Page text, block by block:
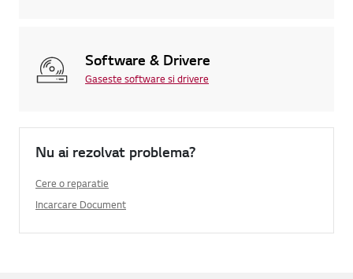
Software & Drivere
Gaseste software si drivere
Nu ai rezolvat problema?
Cere o reparatie
Incarcare Document